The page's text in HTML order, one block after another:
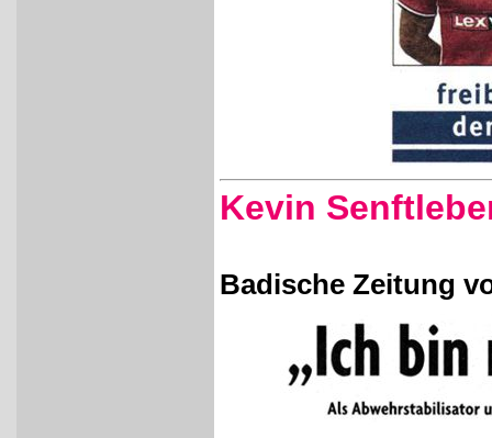
Kevin
Badische Zeitung